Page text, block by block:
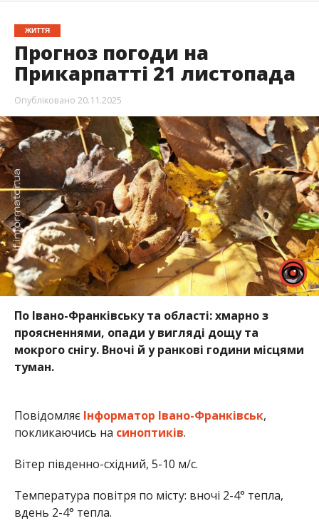
ЖИТТЯ
Прогноз погоди на
Прикарпатті 21 листопада
Опубліковано 20.11.2025
По Івано-Франківську та області: хмарно з
проясненнями, опади у вигляді дощу та
мокрого снігу. Вночі й у ранкові години місцями
туман.
Повідомляє Інформатор Івано-Франківськ,
покликаючись на синоптиків.
Вітер південно-східний, 5-10 м/с.
Температура повітря по місту: вночі 2-4° тепла,
вдень 2-4° тепла.